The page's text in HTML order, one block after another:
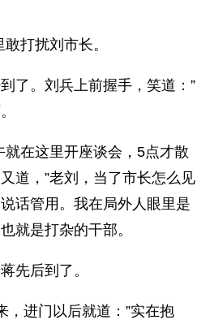
打扰刘市长。
了。刘兵上前握手，笑道：”
就在这里开座谈会，5点才散
道，”老刘，当了市长怎么见
话管用。我在局外人眼里是
就是打杂的干部。
先后到了。
，进门以后就道：”实在抱